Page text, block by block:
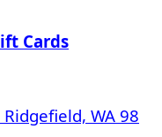
Cards
WA 98